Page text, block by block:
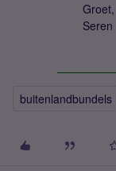
Groet,
Seren
buitenlandbundels